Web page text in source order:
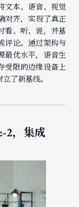
文本、语音、视觉
对齐，实现了真正
看、听、说，并基
评论。通过架构与
最优水平，语音生
受限的边缘设备上
了新基线。
2，集成